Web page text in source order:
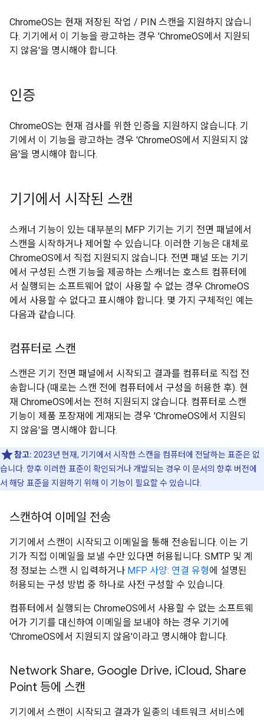
ChromeOS는 현재 저장된 작업 / PIN 스캔을 지원하지 않습니
다. 기기에서 이 기능을 광고하는 경우 'ChromeOS에서 지원되
지 않음'을 명시해야 합니다.
인증
ChromeOS는 현재 검사를 위한 인증을 지원하지 않습니다. 기
기에서 이 기능을 광고하는 경우 'ChromeOS에서 지원되지 않
음'을 명시해야 합니다.
기기에서 시작된 스캔
스캐너 기능이 있는 대부분의 MFP 기기는 기기 전면 패널에서
스캔을 시작하거나 제어할 수 있습니다. 이러한 기능은 대체로
ChromeOS에서 직접 지원되지 않습니다. 전면 패널 또는 기기
에서 구성된 스캔 기능을 제공하는 스캐너는 호스트 컴퓨터에
서 실행되는 소프트웨어 없이 사용할 수 없는 경우 ChromeOS
에서 사용할 수 없다고 표시해야 합니다. 몇 가지 구체적인 예는
다음과 같습니다.
컴퓨터로 스캔
스캔은 기기 전면 패널에서 시작되고 결과를 컴퓨터로 직접 전
송합니다 (때로는 스캔 전에 컴퓨터에서 구성을 허용한 후). 현
재 ChromeOS에서는 전혀 지원되지 않습니다. 컴퓨터로 스캔
기능이 제품 포장재에 게재되는 경우 'ChromeOS에서 지원되
지 않음'을 명시해야 합니다.
참고: 2023년 현재, 기기에서 시작한 스캔을 컴퓨터에 전달하는 표준은 없
습니다. 향후 이러한 표준이 확인되거나 개발되는 경우 이 문서의 향후 버전에
서 해당 표준을 지원하기 위해 이 기능이 필요할 수 있습니다.
스캔하여 이메일 전송
기기에서 스캔이 시작되고 이메일을 통해 전송됩니다. 이는 기
기가 직접 이메일을 보낼 수만 있다면 허용됩니다. SMTP 및 계
정 정보는 스캔 시 입력하거나 MFP 사양: 연결 유형에 설명된
허용되는 구성 방법 중 하나로 사전 구성할 수 있습니다.
컴퓨터에서 실행되는 ChromeOS에서 사용할 수 없는 소프트웨
어가 기기를 대신하여 이메일을 보내야 하는 경우 기기에
'ChromeOS에서 지원되지 않음'이라고 명시해야 합니다.
Network Share, Google Drive, iCloud, Share
Point 등에 스캔
기기에서 스캔이 시작되고 결과가 일종의 네트워크 서비스에